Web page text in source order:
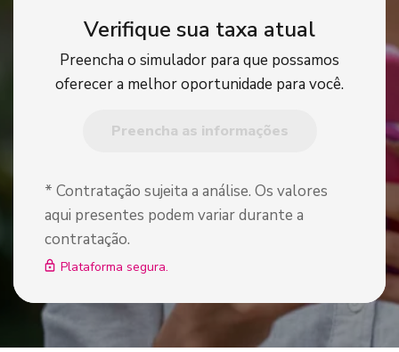
Verifique sua taxa atual
Preencha o simulador para que possamos
oferecer a melhor oportunidade para você.
Preencha as informações
* Contratação sujeita a análise. Os valores
aqui presentes podem variar durante a
contratação.
Plataforma segura.